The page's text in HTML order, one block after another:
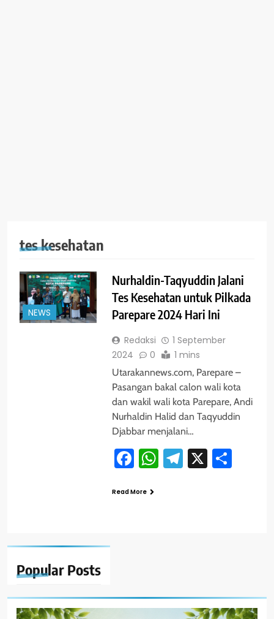
Popular Posts
tes kesehatan
NEWS
Nurhaldin-Taqyuddin Jalani
Tes Kesehatan untuk Pilkada
Parepare 2024 Hari Ini
Redaksi
1 September
2024
0 1 mins
Utarakannews.com, Parepare –
Pasangan bakal calon wali kota
dan wakil wali kota Parepare, Andi
Nurhaldin Halid dan Taqyuddin
Djabbar menjalani…
Facebook
WhatsApp
Telegram
X
Read More